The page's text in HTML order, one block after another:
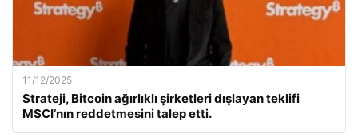
11/12/2025
Strateji, Bitcoin ağırlıklı şirketleri dışlayan teklifi
MSCI’nın reddetmesini talep etti.